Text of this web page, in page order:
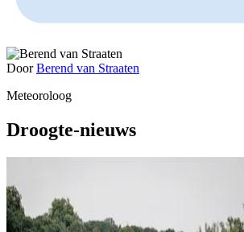
DoorBerend van Straaten
Meteoroloog
Droogte-nieuws